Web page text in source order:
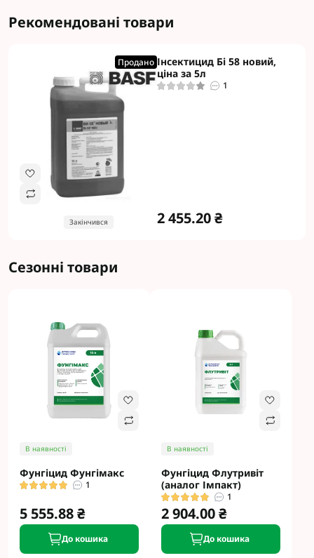
Рекомендовані товари
Продано
Закінчився
Інсектицид Бі 58 новий,
ціна за 5л
1
2 455.20 ₴
Сезонні товари
В наявності
Фунгіцид Фунгімакс
1
5 555.88 ₴
До кошика
В наявності
Фунгіцид Флутривіт
(аналог Імпакт)
1
2 904.00 ₴
До кошика